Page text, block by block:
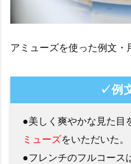
アミューズを使った例文・
✓例
●美しく爽やかな見た目
ミューズをいただいた。
●フレンチのフルコース